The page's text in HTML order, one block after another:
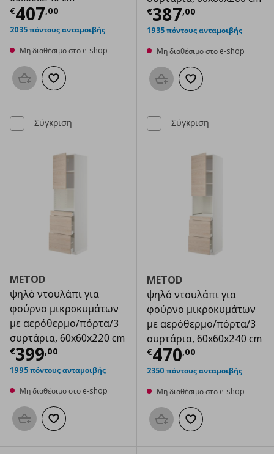
€407,00
Τρέχουσα τιμή € 407,00
2035 πόντους ανταμοιβής
Μη διαθέσιμο στο e-shop
Προσθήκη στο καλάθι
Προσθήκη στα αγαπημένα
€387,00
Τρέχουσα
1935 πόντους ανταμοιβής
Μη διαθέσιμο στο e-shop
Προσθήκη στο καλάθι
Προσθήκη στα
Σύγκριση
METOD
ψηλό ντουλάπι για
φούρνο μικρoκυμάτων
με αερόθερμο/πόρτα/3
συρτάρια, 60x60x220 cm
€399,00
Τρέχουσα τιμή € 399,00
1995 πόντους ανταμοιβής
Μη διαθέσιμο στο e-shop
Προσθήκη στο καλάθι
Προσθήκη στα αγαπημένα
Σύγκριση
METOD
ψηλό ντουλάπι για
φούρνο μικρoκυμάτων
με αερόθερμο/πόρτα/3
συρτάρια, 60x60x240 cm
€470,00
Τρέχουσα
2350 πόντους ανταμοιβής
Μη διαθέσιμο στο e-shop
Προσθήκη στο καλάθι
Προσθήκη στα